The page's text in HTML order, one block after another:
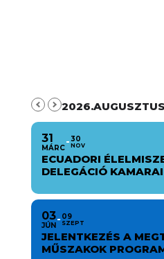
2026.AUGUSZTUS
31
MÁRC
30
NOV
ECUADORI
DELEGÁCIÓ
03
JÚN
09
SZEPT
JELENTKEZÉS A
MŰSZAKOK